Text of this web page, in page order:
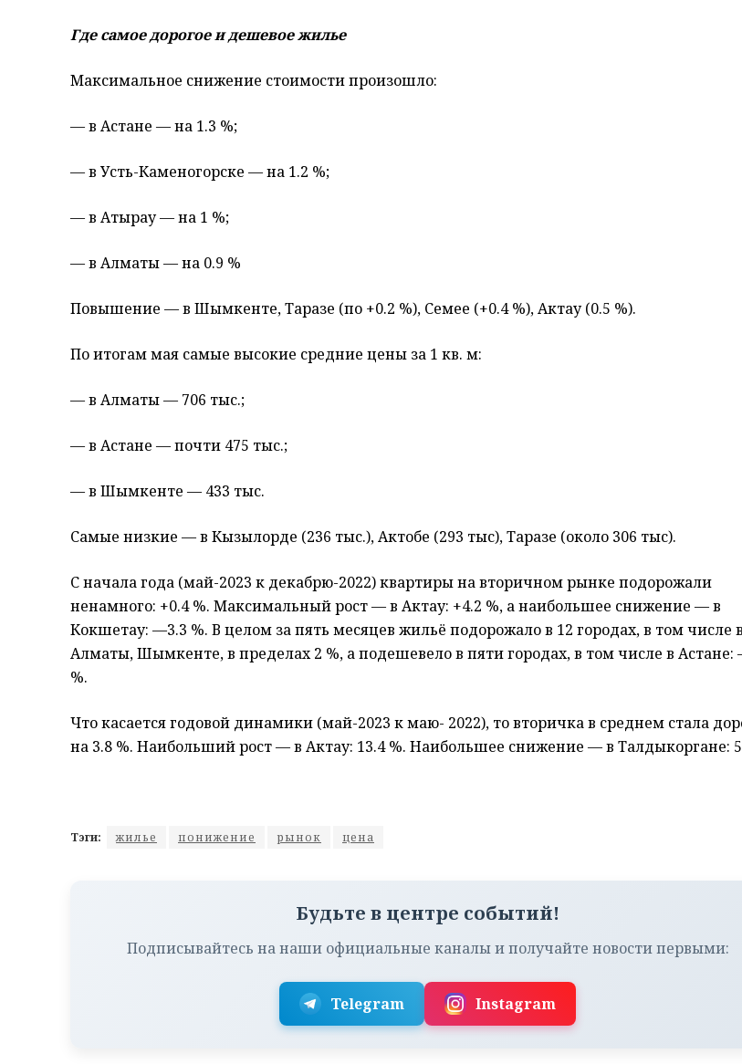
Где самое дорогое и дешевое жилье
Максимальное снижение стоимости произошло:
— в Астане — на 1.3 %;
— в Усть-Каменогорске — на 1.2 %;
— в Атырау — на 1 %;
— в Алматы — на 0.9 %
Повышение — в Шымкенте, Таразе (по +0.2 %), Семее (+0.4 %), Актау (0.5 %).
По итогам мая самые высокие средние цены за 1 кв. м:
— в Алматы — 706 тыс.;
— в Астане — почти 475 тыс.;
— в Шымкенте — 433 тыс.
Самые низкие — в Кызылорде (236 тыс.), Актобе (293 тыс), Таразе (около 306 тыс).
С начала года (май-2023 к декабрю-2022) квартиры на вторичном рынке подорожали
ненамного: +0.4 %. Максимальный рост — в Актау: +4.2 %, а наибольшее снижение — в
Кокшетау: —3.3 %. В целом за пять месяцев жильё подорожало в 12 городах, в том числе в
Алматы, Шымкенте, в пределах 2 %, а подешевело в пяти городах, в том числе в Астане:
%.
Что касается годовой динамики (май-2023 к маю- 2022), то вторичка в среднем стала
на 3.8 %. Наибольший рост — в Актау: 13.4 %. Наибольшее снижение — в Талдыкоргане:
Тэги: жилье понижение рынок цена
Будьте в центре событий!
Подписывайтесь на наши официальные каналы и получайте новости первыми:
Telegram Instagram